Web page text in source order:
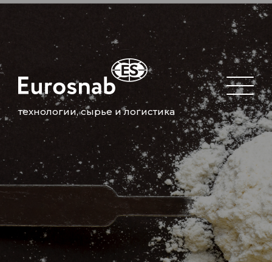
технологии, сырье и логистика